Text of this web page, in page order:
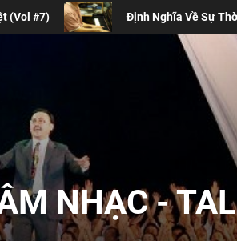
Thờ Phượng Đương Đại Bốn
NHẠC -